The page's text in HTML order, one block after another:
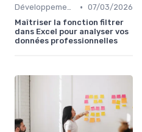
Développement professionnel • 07/03/2026
Maîtriser la fonction filtrer
dans Excel pour analyser vos
données professionnelles